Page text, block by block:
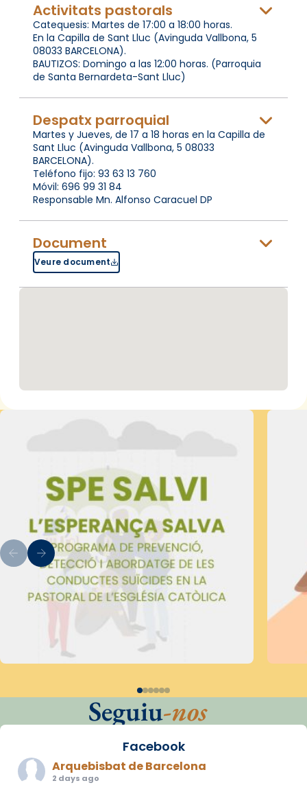
Activitats pastorals
Catequesis: Martes de 17:00 a 18:00 horas.
En la Capilla de Sant Lluc (Avinguda Vallbona, 5
08033 BARCELONA).
BAUTIZOS: Domingo a las 12:00 horas. (Parroquia
de Santa Bernardeta-Sant Lluc)
Despatx parroquial
Martes y Jueves, de 17 a 18 horas en la Capilla de
Sant Lluc (Avinguda Vallbona, 5 08033
BARCELONA).
Teléfono fijo: 93 63 13 760
Móvil: 696 99 31 84
Responsable Mn. Alfonso Caracuel DP
Document
Veure document
Seguiu-nos
Facebook
Arquebisbat de Barcelona
2 days ago